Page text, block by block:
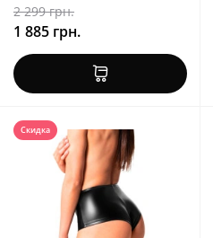
2 299 грн.
1 885 грн.
Скидка